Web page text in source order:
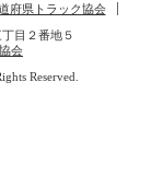
府県トラック協会
目２番地５
会
Reserved.